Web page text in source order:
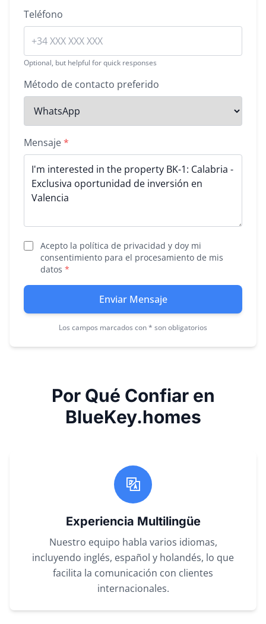
Teléfono
Optional, but helpful for quick responses
Método de contacto preferido
Mensaje*
Acepto la política de privacidad y doy mi
consentimiento para el procesamiento de mis
datos *
Enviar Mensaje
Los campos marcados con * son obligatorios
Por Qué Confiar en
BlueKey.homes
Experiencia Multilingüe
Nuestro equipo habla varios idiomas,
incluyendo inglés, español y holandés, lo que
facilita la comunicación con clientes
internacionales.